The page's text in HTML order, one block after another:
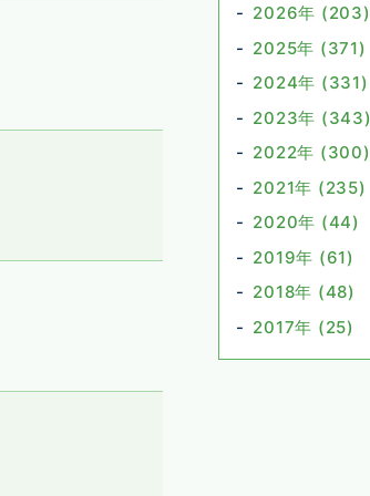
2026年 (203)
2025年 (371)
2024年 (331)
2023年 (343)
2022年 (300)
2021年 (235)
2020年 (44)
2019年 (61)
2018年 (48)
2017年 (25)